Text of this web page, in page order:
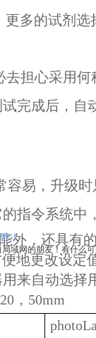
您！
局域网的朋友！有什么
多的试剂选
去担心采用
完成后，自
易，升级
指令系统中
外，还具有
地更改设定
用来自动选择
，50mm